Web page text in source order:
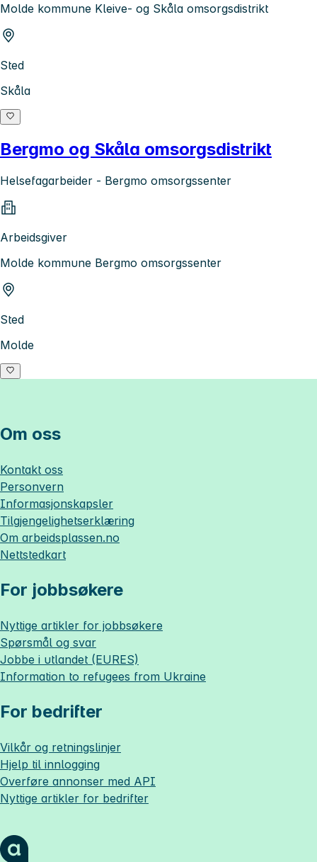
Molde kommune Kleive- og Skåla omsorgsdistrikt
Sted
Skåla
Bergmo og Skåla omsorgsdistrikt
Helsefagarbeider - Bergmo omsorgssenter
Arbeidsgiver
Molde kommune Bergmo omsorgssenter
Sted
Molde
Om oss
Kontakt oss
Personvern
Informasjonskapsler
Tilgjengelighetserklæring
Om arbeidsplassen.no
Nettstedkart
For jobbsøkere
Nyttige artikler for jobbsøkere
Spørsmål og svar
Jobbe i utlandet (EURES)
Information to refugees from Ukraine
For bedrifter
Vilkår og retningslinjer
Hjelp til innlogging
Overføre annonser med API
Nyttige artikler for bedrifter